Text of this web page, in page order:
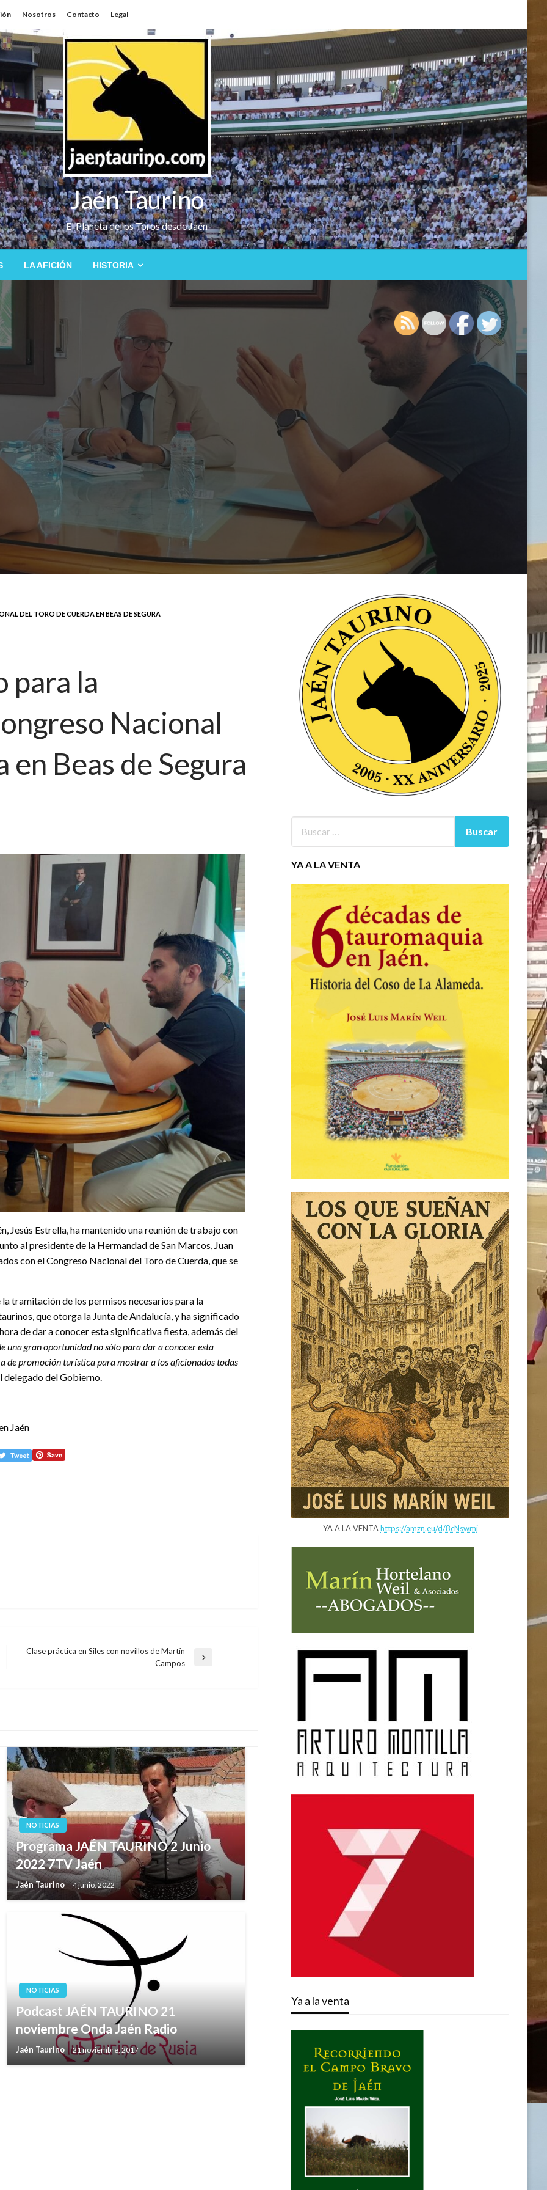
Nosotros Contacto Legal
Jaén Taurino
El Planeta de los Toros desde Jaén
LA AFICIÓN HISTORIA
DEL TORO DE CUERDA EN BEAS DE SEGURA
para la
Nacional
Beas de Segura
Jesús Estrella, ha mantenido una reunión de trabajo con
al presidente de la Hermandad de San Marcos, Juan
con el Congreso Nacional del Toro de Cuerda, que se
tramitación de los permisos necesarios para la
que otorga la Junta de Andalucía, y ha significado
de dar a conocer esta significativa fiesta, además del
una gran oportunidad no sólo para dar a conocer esta
de promoción turística para mostrar a los aficionados todas
delegado del Gobierno.
Jaén
Clase práctica en Siles con novillos de Martín
Campos
NOTICIAS
Programa JAÉN TAURINO 2 Junio
2022 7TV Jaén
Jaén Taurino 4 junio, 2022
NOTICIAS
Podcast JAÉN TAURINO 21
noviembre Onda Jaén Radio
Jaén Taurino 21 noviembre, 2017
YA A LA VENTA
YA A LA VENTAhttps://amzn.eu/d/8cNswmj
Ya a la venta